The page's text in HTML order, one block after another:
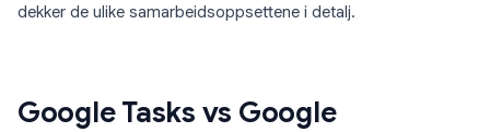
dekker de ulike samarbeidsoppsettene i detalj.
Google Tasks vs Google